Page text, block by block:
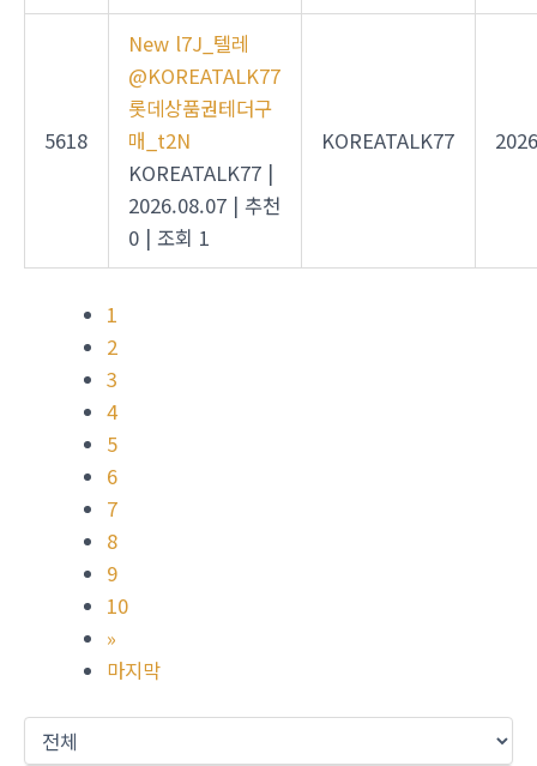
5618
New l7J_텔레
@KOREATALK77
롯데상품권테더구
매_t2N
KOREATALK77 |
2026.08.07 | 추천
0 | 조회 1
KOREATALK77
1
2
3
4
5
6
7
8
9
10
»
마지막